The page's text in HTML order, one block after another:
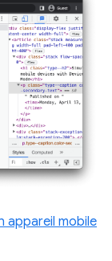
appareil mobile